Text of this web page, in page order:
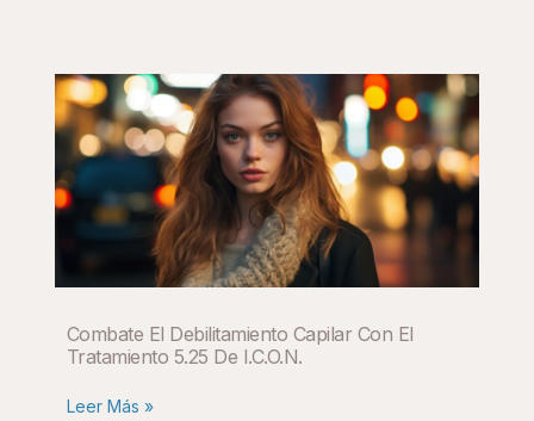
Combate El Debilitamiento Capilar Con El
Tratamiento 5.25 De I.C.O.N.
Leer Más »